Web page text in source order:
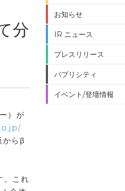
分
）が
からβ
。これ
お知らせ
IR ニュース
プレスリリース
パブリシティ
イベント/登壇情報